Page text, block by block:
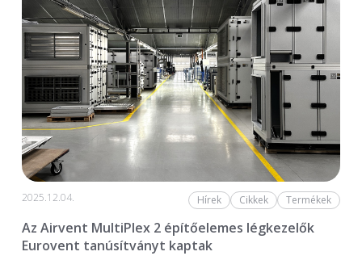
2025.12.04. Hírek Cikkek Termékek
Az Airvent MultiPlex 2 építőelemes légkezelők
Eurovent tanúsítványt kaptak